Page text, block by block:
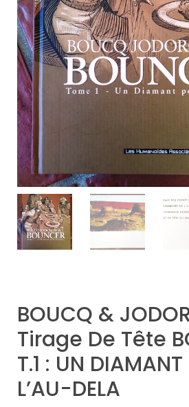
BOUCQ &
Tirage De Tête
T.1 : UN DIAMANT
L’AU-DELA